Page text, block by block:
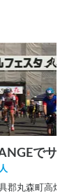
郡丸森町高畑